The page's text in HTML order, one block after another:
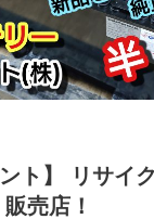
ント】 リサイ
売店！